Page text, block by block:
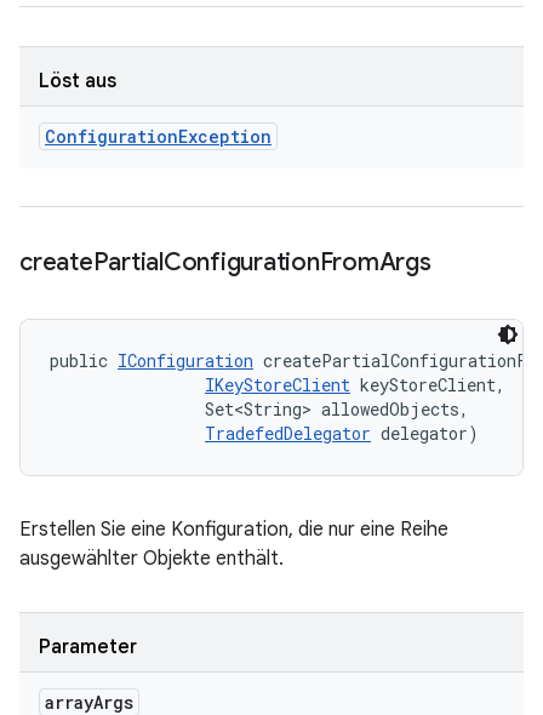
Löst aus
ConfigurationException
createPartialConfigurationFromArgs
public IConfiguration
IKeyStoreClient keyStoreClient,
                Set<String> allowedObjects,
TradefedDelegator delegator)
Erstellen Sie eine Konfiguration, die nur eine Reihe
ausgewählter Objekte enthält.
Parameter
arrayArgs